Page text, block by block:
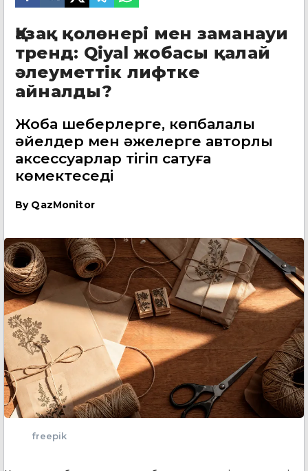
Қазақ қолөнері мен заманауи
тренд: Qiyal жобасы қалай
әлеуметтік лифтке
айналды?
Жоба шеберлерге, көпбалалы
әйелдер мен әжелерге авторлық
аксессуарлар тігіп сатуға
көмектеседі
By QazMonitor
freepik